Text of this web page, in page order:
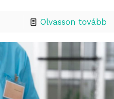
Olvasson tovább